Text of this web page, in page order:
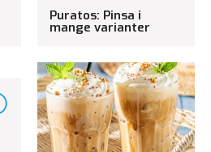
Puratos: Pinsa i
mange varianter